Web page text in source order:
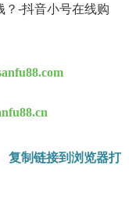
？-抖音小号在线购
复制链接到浏览器打